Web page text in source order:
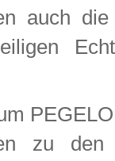
auch
zu den